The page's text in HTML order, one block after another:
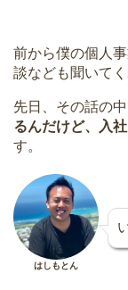
前から僕の個人
談なども聞いて
先日、その話の
るんだけど、入
す。
はしもとん